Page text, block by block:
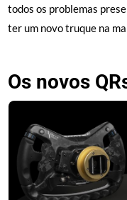
todos os problemas
ter um novo truque na
Os novos